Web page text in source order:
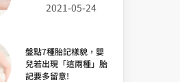
2021-05-24
盤點7種胎記樣貌，嬰
兒若出現「這兩種」胎
記要多留意!